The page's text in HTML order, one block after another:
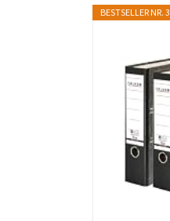
BESTSELLER NR. 3